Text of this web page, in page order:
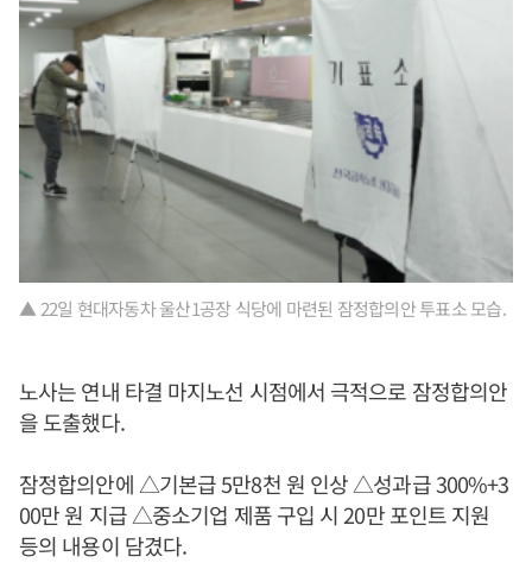
▲ 22일 현대자동차 울산1공장 식당에 마련된 잠정합의안 투표소 모습.
노사는 연내 타결 마지노선 시점에서 극적으로 잠정합의안
을 도출했다.
잠정합의안에 △기본급 5만8천 원 인상 △성과급 300%+3
00만 원 지급 △중소기업 제품 구입 시 20만 포인트 지원
등의 내용이 담겼다.